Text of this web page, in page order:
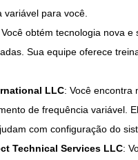
variável para você.
Você obtém tecnologia nova e
Sua equipe oferece
LLC: Você encontra
de frequência variável.
com configuração do
Technical Services LLC: